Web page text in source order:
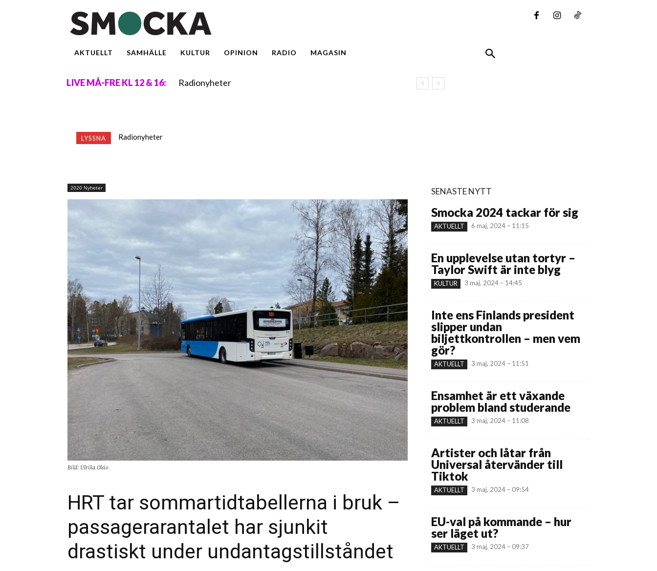
AKTUELLT SAMHÄLLE KULTUR OPINION RADIO MAGASIN
LIVE MÅ-FRE KL 12 & 16: Radionyheter
LYSSNA Radionyheter
2020 Nyheter
Bild: Ulrika Olsio
HRT tar sommartidtabellerna i bruk –
passagerarantalet har sjunkit
drastiskt under undantagstillståndet
SENASTE NYTT
Smocka 2024 tackar för sig
AKTUELLT 6 maj, 2024 – 11:15
En upplevelse utan tortyr –
Taylor Swift är inte blyg
KULTUR 3 maj, 2024 – 14:45
Inte ens Finlands president
slipper undan
biljettkontrollen – men vem
gör?
AKTUELLT 3 maj, 2024 – 11:51
Ensamhet är ett växande
problem bland studerande
AKTUELLT 3 maj, 2024 – 11:08
Artister och låtar från
Universal återvänder till
Tiktok
AKTUELLT 3 maj, 2024 – 09:54
EU-val på kommande – hur
ser läget ut?
AKTUELLT 3 maj, 2024 – 09:37